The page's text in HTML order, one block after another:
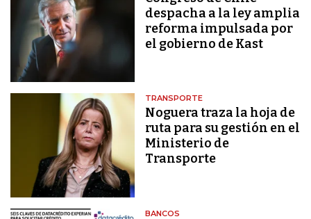
despacha a la ley amplia
reforma impulsada por
el gobierno de Kast
TRANSPORTE
Noguera traza la hoja de
ruta para su gestión en el
Ministerio de
Transporte
BANCOS